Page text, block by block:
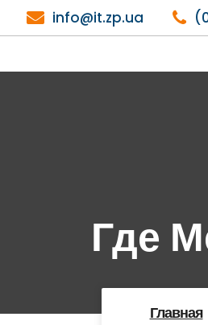
info@it.zp.ua
Где
Главная